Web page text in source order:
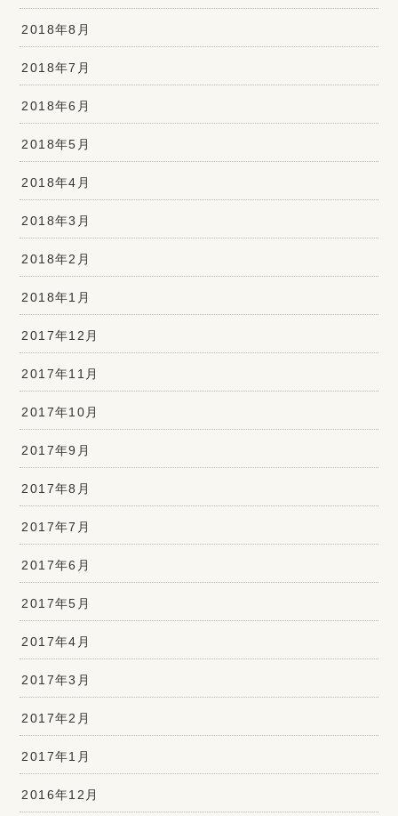
2018年8月
2018年7月
2018年6月
2018年5月
2018年4月
2018年3月
2018年2月
2018年1月
2017年12月
2017年11月
2017年10月
2017年9月
2017年8月
2017年7月
2017年6月
2017年5月
2017年4月
2017年3月
2017年2月
2017年1月
2016年12月